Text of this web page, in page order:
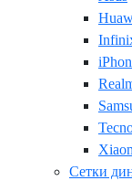
Сетки